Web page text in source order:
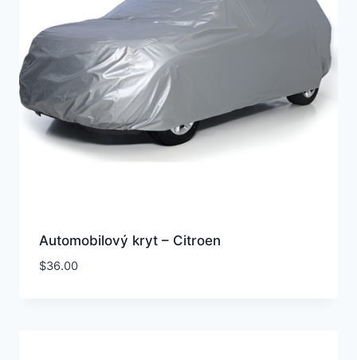
Automobilový kryt – Citroen
$36.00